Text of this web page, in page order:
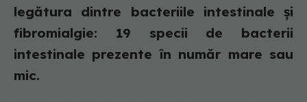
legătura dintre bacteriile intestinale și
fibromialgie: 19 specii de bacterii
intestinale prezente în număr mare sau
mic.